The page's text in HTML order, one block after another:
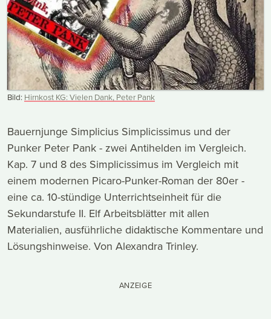
Bild: Hirnkost KG: Vielen Dank, Peter Pank
Bauernjunge Simplicius Simplicissimus und der
Punker Peter Pank - zwei Antihelden im Vergleich.
Kap. 7 und 8 des Simplicissimus im Vergleich mit
einem modernen Picaro-Punker-Roman der 80er -
eine ca. 10-stündige Unterrichtseinheit für die
Sekundarstufe II. Elf Arbeitsblätter mit allen
Materialien, ausführliche didaktische Kommentare und
Lösungshinweise. Von Alexandra Trinley.
ANZEIGE